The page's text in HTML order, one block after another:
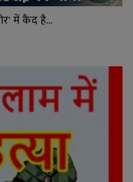
में कैद है...